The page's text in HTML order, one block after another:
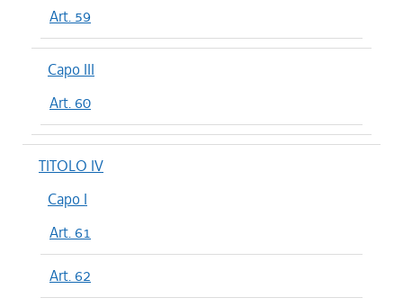
Art. 59
Capo III
Art. 60
TITOLO IV
Capo I
Art. 61
Art. 62